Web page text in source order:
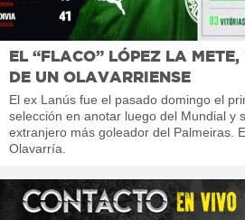
EL “FLACO” LÓPEZ LA METE,
DE UN OLAVARRIENSE
El ex Lanús fue el pasado domingo el
selección en anotar luego del Mundial y
extranjero más goleador del Palmeiras.
Olavarría.